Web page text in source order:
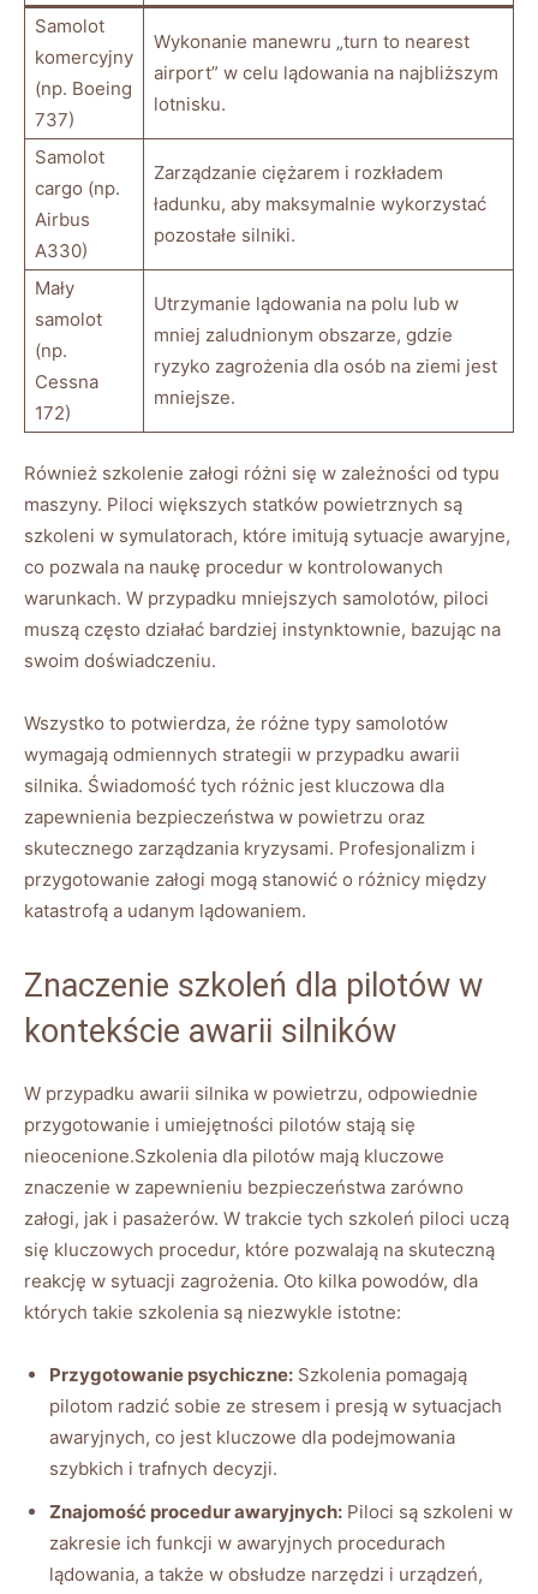
Samolot
⁣komercyjny
⁤(np. Boeing
737)
Wykonanie manewru „turn to nearest
airport” w celu lądowania na⁣ najbliższym
lotnisku.
Samolot
⁤cargo (np.⁣
Airbus
A330)
Zarządzanie⁤ ciężarem i ⁢rozkładem
ładunku, aby maksymalnie wykorzystać
pozostałe silniki.
Mały
samolot
(np.
Cessna
172)
Utrzymanie lądowania ⁤na polu lub w
mniej zaludnionym ⁣obszarze, gdzie
ryzyko zagrożenia dla osób‍ na ziemi jest
mniejsze.
Również​ szkolenie załogi różni się w zależności od‌ typu
maszyny. Piloci większych⁣ statków powietrznych⁢ są
szkoleni w symulatorach, które imitują sytuacje awaryjne,
co pozwala na naukę‌ procedur w​ kontrolowanych
warunkach. W przypadku‍ mniejszych​ samolotów,⁣ piloci
muszą często działać bardziej instynktownie, ⁣bazując na‍
swoim ​doświadczeniu.
Wszystko to‌ potwierdza, że‌ różne typy samolotów
wymagają ​odmiennych strategii⁣ w przypadku awarii
silnika.‍ Świadomość tych różnic jest kluczowa ⁤dla
zapewnienia bezpieczeństwa w powietrzu​ oraz
skutecznego zarządzania kryzysami. Profesjonalizm ⁤i
przygotowanie załogi mogą ⁤stanowić o różnicy między
katastrofą ⁢a‌ udanym⁤ lądowaniem.
Znaczenie szkoleń⁢ dla‍ pilotów‍ w
kontekście awarii silników
W przypadku awarii​ silnika w powietrzu, odpowiednie
przygotowanie i umiejętności‍ pilotów stają się
nieocenione.Szkolenia ‍dla‍ pilotów mają kluczowe
znaczenie w zapewnieniu‌ bezpieczeństwa zarówno
załogi, jak i ⁢pasażerów.‌ W trakcie tych szkoleń piloci uczą
się kluczowych procedur, które pozwalają na skuteczną
reakcję w sytuacji zagrożenia. Oto kilka powodów, dla
których takie szkolenia są niezwykle ⁢istotne:
Przygotowanie⁤ psychiczne: Szkolenia pomagają
pilotom⁤ radzić sobie ze stresem i presją⁤ w sytuacjach
awaryjnych,‌ co jest kluczowe dla‌ podejmowania
szybkich i trafnych⁣ decyzji.
Znajomość procedur awaryjnych: Piloci są ‍szkoleni ​w
zakresie ich funkcji w awaryjnych procedurach
lądowania, a także w obsłudze narzędzi i urządzeń,